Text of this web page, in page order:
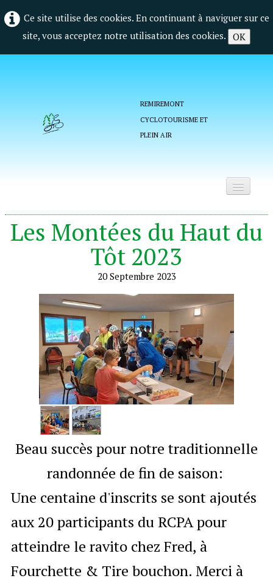
Ce site utilise des cookies. En continuant à naviguer sur ce
site, vous acceptez notre utilisation des cookies. OK
REMIREMONT
CYCLOTOURISME ET
PLEIN AIR
Accueil
Qui sommes nous ?
▼
Fonctionnement du club▼
Adhésion
Adhérents
Calendrier
Les Montées du Haut du
Tôt 2023
20 Septembre 2023
Beau succès pour notre traditionnelle
randonnée de fin de saison:
Une centaine d'inscrits se sont ajoutés
aux 20 participants du RCPA pour
atteindre le ravito chez Fred, à
Fourchette & Tire bouchon. Merci à